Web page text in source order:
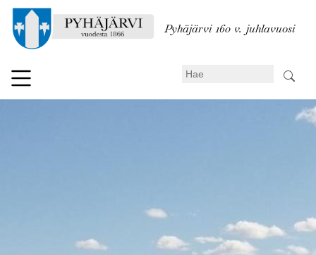
pääsisältöön
Pyhäjärvi 160 v. juhlavuosi
Search